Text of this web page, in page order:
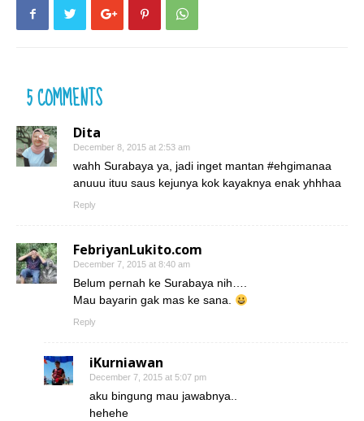
5 COMMENTS
Dita
December 8, 2015 at 2:53 am
wahh Surabaya ya, jadi inget mantan #ehgimanaa
anuuu ituu saus kejunya kok kayaknya enak yhhhaa
Reply
FebriyanLukito.com
December 7, 2015 at 8:40 am
Belum pernah ke Surabaya nih….
Mau bayarin gak mas ke sana.
Reply
iKurniawan
December 7, 2015 at 5:07 pm
aku bingung mau jawabnya..
hehehe